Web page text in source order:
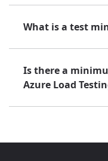
What is a test
Is there a
Azure Load